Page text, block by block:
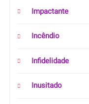
Impactante
Incêndio
Infidelidade
Inusitado